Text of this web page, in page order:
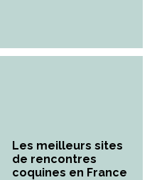
Les meilleurs sites
de rencontres
coquines en France